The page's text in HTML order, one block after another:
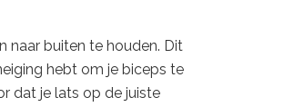
naar buiten te houden. Dit
hebt om je biceps te
dat je lats op de juiste